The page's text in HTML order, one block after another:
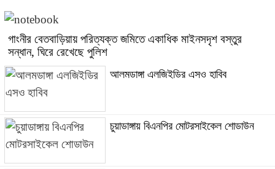
গাংনীর বেতবাড়িয়ায় পরিত্যক্ত জমিতে একাধিক মাইনসদৃশ বস্তুর
সন্ধান, ঘিরে রেখেছে পুলিশ
আলমডাঙ্গা এলজিইডির এসও হাবিব
চুয়াডাঙ্গায় বিএনপির মোটরসাইকেল শোডাউন